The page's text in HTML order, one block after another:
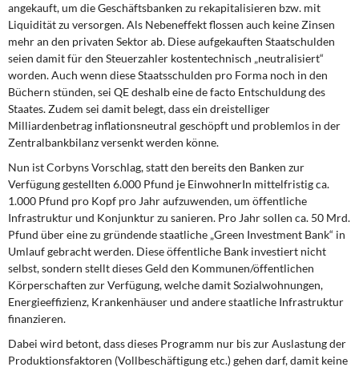
angekauft, um die Geschäftsbanken zu rekapitalisieren bzw. mit
Liquidität zu versorgen. Als Nebeneffekt flossen auch keine Zinsen
mehr an den privaten Sektor ab. Diese aufgekauften Staatschulden
seien damit für den Steuerzahler kostentechnisch „neutralisiert“
worden. Auch wenn diese Staatsschulden pro Forma noch in den
Büchern stünden, sei QE deshalb eine de facto Entschuldung des
Staates. Zudem sei damit belegt, dass ein dreistelliger
Milliardenbetrag inflationsneutral geschöpft und problemlos in der
Zentralbankbilanz versenkt werden könne.
Nun ist Corbyns Vorschlag, statt den bereits den Banken zur
Verfügung gestellten 6.000 Pfund je EinwohnerIn mittelfristig ca.
1.000 Pfund pro Kopf pro Jahr aufzuwenden, um öffentliche
Infrastruktur und Konjunktur zu sanieren. Pro Jahr sollen ca. 50 Mrd.
Pfund über eine zu gründende staatliche „Green Investment Bank“ in
Umlauf gebracht werden. Diese öffentliche Bank investiert nicht
selbst, sondern stellt dieses Geld den Kommunen/öffentlichen
Körperschaften zur Verfügung, welche damit Sozialwohnungen,
Energieeffizienz, Krankenhäuser und andere staatliche Infrastruktur
finanzieren.
Dabei wird betont, dass dieses Programm nur bis zur Auslastung der
Produktionsfaktoren (Vollbeschäftigung etc.) gehen darf, damit keine